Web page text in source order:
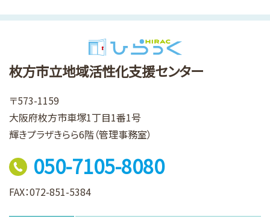
枚方市立地域活性化支援センター
〒573-1159
大阪府枚方市車塚1丁目1番1号
輝きプラザきらら6階（管理事務室）
050-7105-8080
FAX：072-851-5384